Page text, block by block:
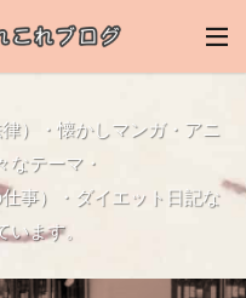
）・懐かしマンガ・アニ
なテーマ・
事）・ダイエット日記な
います。